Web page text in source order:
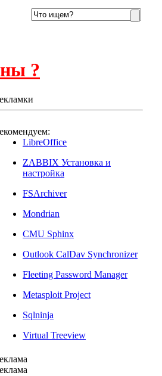
?
LibreOffice
ZABBIX Установка и
настройка
FSArchiver
Mondrian
CMU Sphinx
Outlook CalDav Synchronizer
Fleeting Password Manager
Metasploit Project
Sqlninja
Virtual Treeview